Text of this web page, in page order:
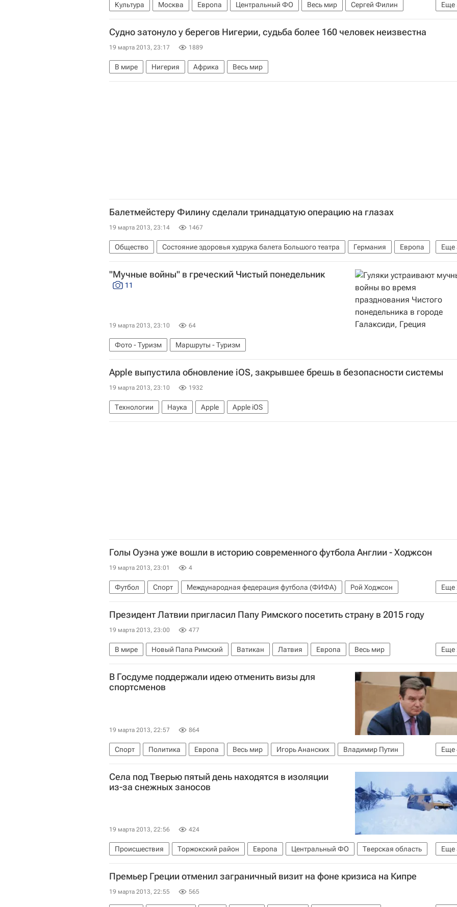
Еще
Культура Москва Европа Центральный ФО Весь мир
Сергей Филин
Анатолий Иксанов
Павел Дмитриченко
Большой театр
Ситуация в ГАБТ после нападения на Филина
Россия
Судно затонуло у берегов Нигерии, судьба более 160 человек неизвестна
19 марта 2013, 23:17 1889
В мире Нигерия Африка Весь мир
Балетмейстеру Филину сделали тринадцатую операцию на глазах
19 марта 2013, 23:14 1467
Еще
Общество Состояние здоровья худрука балета Большого театра Германия
Европа
Весь мир
Сергей Филин Большой театр
"Мучные войны" в греческий Чистый понедельник
11
19 марта 2013, 23:10 64
Фото - Туризм Маршруты - Туризм
Apple выпустила обновление iOS, закрывшее брешь в безопасности системы
19 марта 2013, 23:10 1932
Технологии Наука Apple Apple iOS
Голы Оуэна уже вошли в историю современного футбола Англии - Ходжсон
19 марта 2013, 23:01 4
Еще
Футбол Спорт Международная федерация футбола (ФИФА)
Рой Ходжсон
Свен-Ёран Эрикссон
Майкл Оуэн
Президент Латвии пригласил Папу Римского посетить страну в 2015 году
19 марта 2013, 23:00 477
Еще
В мире Новый Папа Римский Ватикан Латвия Европа
Весь мир
Франциск (Хорхе Марио Бергольо)
Андрис Берзиньш
В Госдуме поддержали идею отменить визы для
спортсменов
19 марта 2013, 22:57 864
Еще
Спорт Политика Европа Весь мир Игорь Ананских
Владимир Путин
Госдума РФ
ЛДПР Олимпийские игры 2014 Россия
Села под Тверью пятый день находятся в изоляции
из-за снежных заносов
19 марта 2013, 22:56 424
Еще
Происшествия Торжокский район Европа Центральный ФО
Тверская область
Весь мир
Погода Россия
Премьер Греции отменил заграничный визит на фоне кризиса на Кипре
19 марта 2013, 22:55 565